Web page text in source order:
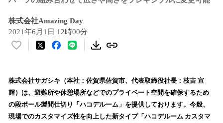
株式会社Amazing Day
2021年6月1日 12時00分
い
！
数
を
読
株式会社サガシキ（本社：佐賀県佐賀市、代表取締役社長：枝吉 宣
輝）は、避難所や休憩場所などでのプライベート空間を確保するため
の段ボール製間仕切り「ハコデルーム」を提供しております。今般、
現場でのカスタマイズ性を向上した新タイプ「ハコデルーム カスタマ